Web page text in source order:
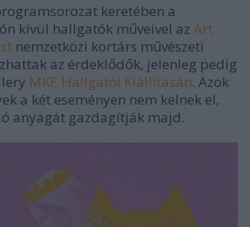
keretében a
kívül hallgatók műveivel az Art
nemzetközi kortárs művészeti
az érdeklődők, jelenleg pedig
MKE Hallgatói Kiállításán. Azok
a két eseményen nem kelnek el,
anyagát gazdagítják majd.